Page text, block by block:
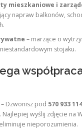
mieszkaniowe i
napraw balkonów,
– marzące o
stojaku.
– Dzwonisz pod 570 933 114
wyślij zdjęcie na
nieporozumienia.